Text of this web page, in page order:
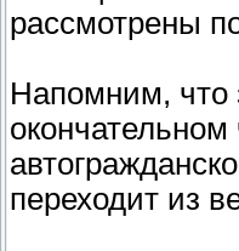
рассмотрены
Напомним, что
окончательном
переходит из